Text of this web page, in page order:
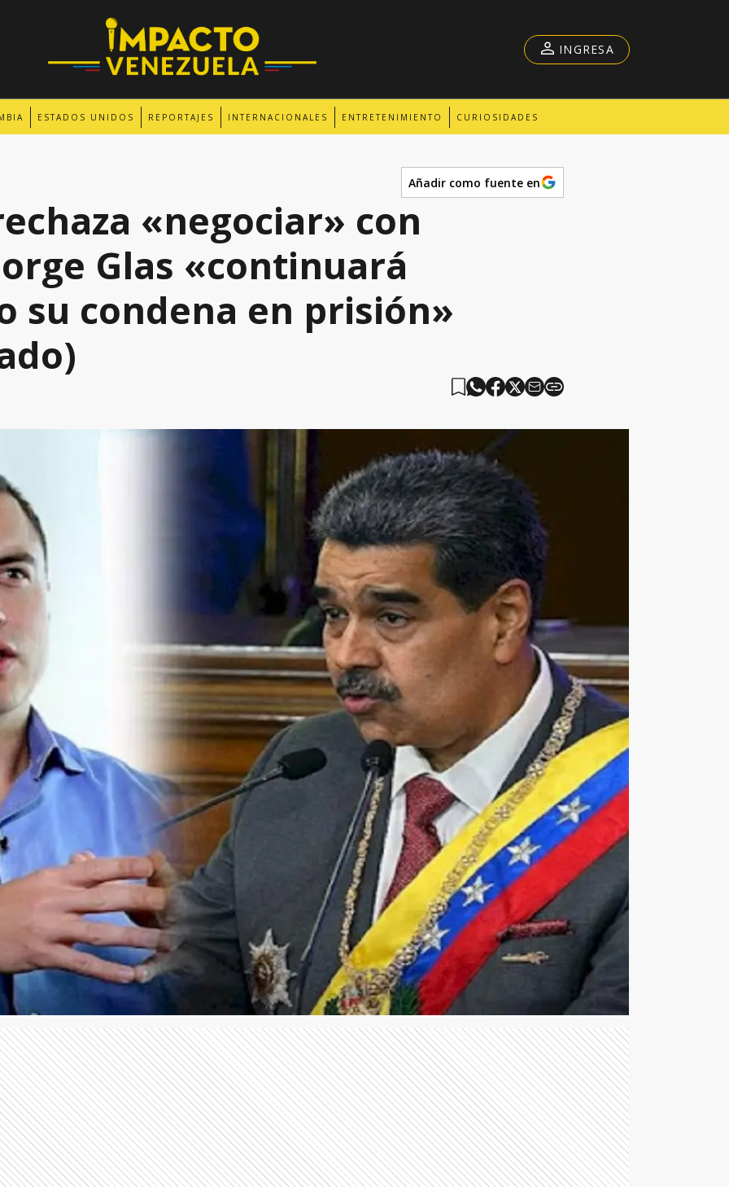
ESTADOS UNIDOS REPORTAJES INTERNACIONALES ENTRETENIMIENTO CURIOSIDADES
INGRESA
Añadir como fuente en
«negociar» con
Glas «continuará
su condena en prisión»